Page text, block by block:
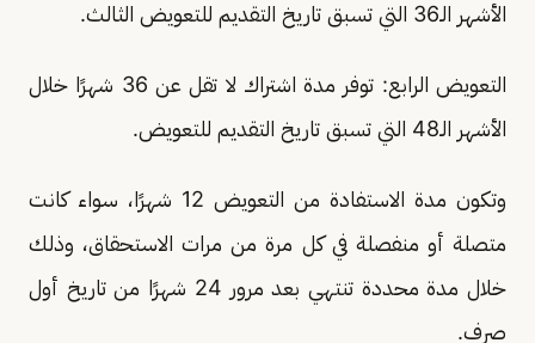
الأشهر الـ36 التي تسبق تاريخ التقديم للتعويض الثالث.
التعويض الرابع: توفر مدة اشتراك لا تقل عن 36 شهرًا خلال
الأشهر الـ48 التي تسبق تاريخ التقديم للتعويض.
وتكون مدة الاستفادة من التعويض 12 شهرًا، سواء كانت
متصلة أو منفصلة في كل مرة من مرات الاستحقاق، وذلك
خلال مدة محددة تنتهي بعد مرور 24 شهرًا من تاريخ أول
صرف.